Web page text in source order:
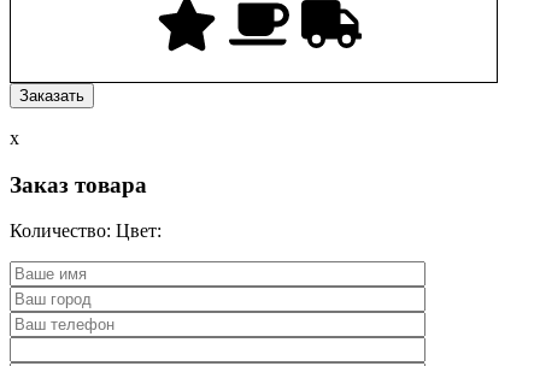
x
Заказ товара
Количество: Цвет: